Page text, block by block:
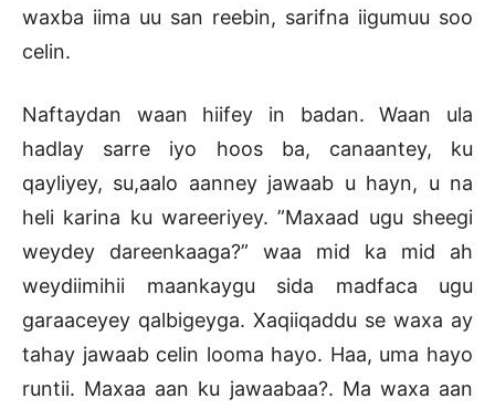
waxba iima uu san reebin, sarifna iigumuu soo
celin.
Naftaydan waan hiifey in badan. Waan ula
hadlay sarre iyo hoos ba, canaantey, ku
qayliyey, su,aalo aanney jawaab u hayn, u na
heli karina ku wareeriyey. ”Maxaad ugu sheegi
weydey dareenkaaga?” waa mid ka mid ah
weydiimihii maankaygu sida madfaca ugu
garaaceyey qalbigeyga. Xaqiiqaddu se waxa ay
tahay jawaab celin looma hayo. Haa, uma hayo
runtii. Maxaa aan ku jawaabaa?. Ma waxa aan